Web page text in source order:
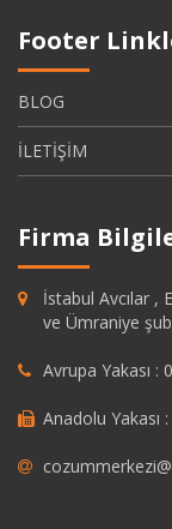
Footer
BLOG
İLETİŞİM
Firma
İstabul Avcılar ,
ve Ümraniye
Avrupa Yakası :
Anadolu Yakası